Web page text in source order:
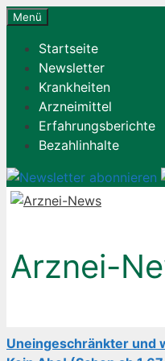
Zum
springen
Menü
Startseite
Newsletter
Krankheiten
Arzneimittel
Erfahrungsberichte
Bezahlinhalte
Arznei-
Uneingeschränkter und